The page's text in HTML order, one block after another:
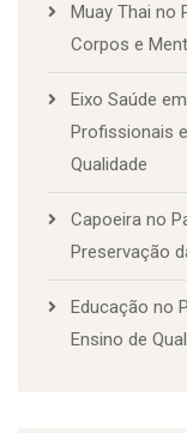
Muay Thai no
Corpos e
Eixo Saúde
Profissionais
Qualidade
Capoeira no
Preservação
Educação no
Ensino de